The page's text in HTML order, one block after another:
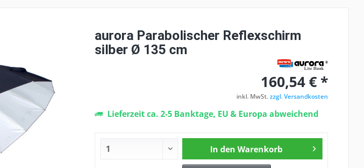
aurora Parabolischer Reflexschirm
silber Ø 135 cm
160,54 € *
inkl. MwSt.zzgl. Versandkosten
Lieferzeit ca. 2-5 Banktage, EU & Europa abweichend
In den Warenkorb